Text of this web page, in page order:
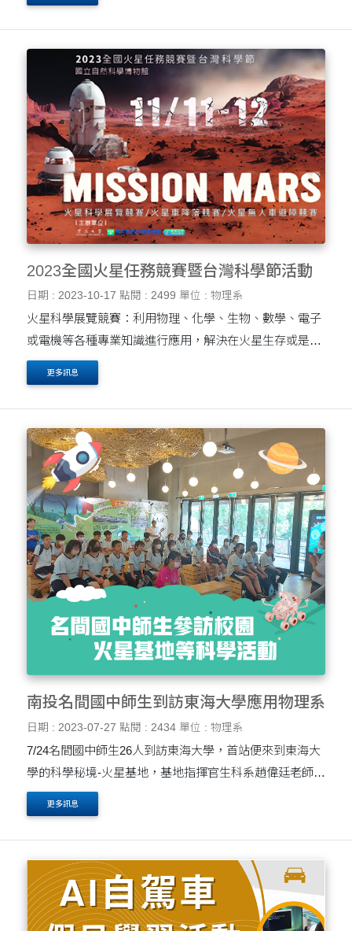
湧的時代。以前的科學家都是拿我們身邊看得到、摸得
到....
2023全國火星任務競賽暨台灣科學節活動
日期 : 2023-10-17 點閱 : 2499 單位 : 物理系
火星科學展覽競賽：利用物理、化學、生物、數學、電子
或電機等各種專業知識進行應用，解決在火星生存或是長
時間太空旅行可能遭遇的問題。時間： 11/11、12 (六、
日)
更多訊息
南投名間國中師生到訪東海大學應用物理系
日期 : 2023-07-27 點閱 : 2434 單位 : 物理系
7/24名間國中師生26人到訪東海大學，首站便來到東海大
學的科學秘境-火星基地，基地指揮官生科系趙偉廷老師特
別親自導覽
更多訊息